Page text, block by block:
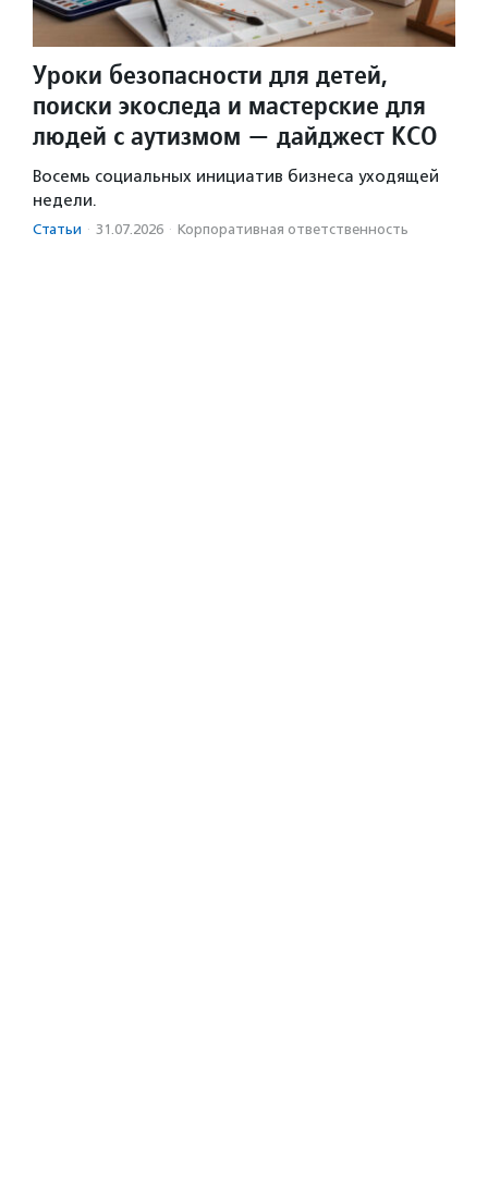
Уроки безопасности для детей,
поиски экоследа и мастерские для
людей с аутизмом — дайджест КСО
Восемь социальных инициатив бизнеса уходящей
недели.
Статьи · 31.07.2026 · Корпоративная ответственность